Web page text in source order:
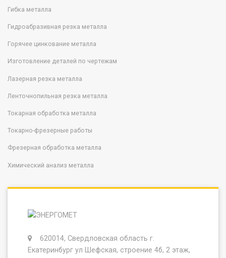
Гибка металла
Гидроабразивная резка металла
Горячее цинкование металла
Изготовление деталей по чертежам
Лазерная резка металла
Ленточнопильная резка металла
Токарная обработка металла
Токарно-фрезерные работы
Фрезерная обработка металла
Химический анализ металла
620014, Свердловская область г.
Екатеринбург ул Шефская, строение 4б, 2 этаж,